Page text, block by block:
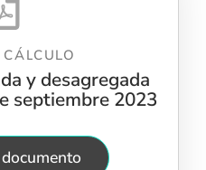
y desagregada
septiembre 2023